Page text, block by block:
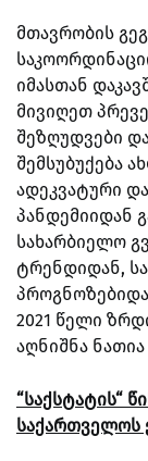
მთავრობის
იმასთან
მივიღეთ
შეზღუდვები
შემსუბუქება
ადეკვატური
პანდემიიდან
სახარბიელო
ტრენდიდან,
2021 წელი
აღნიშნა
“საქსტატის“
საქართველოს